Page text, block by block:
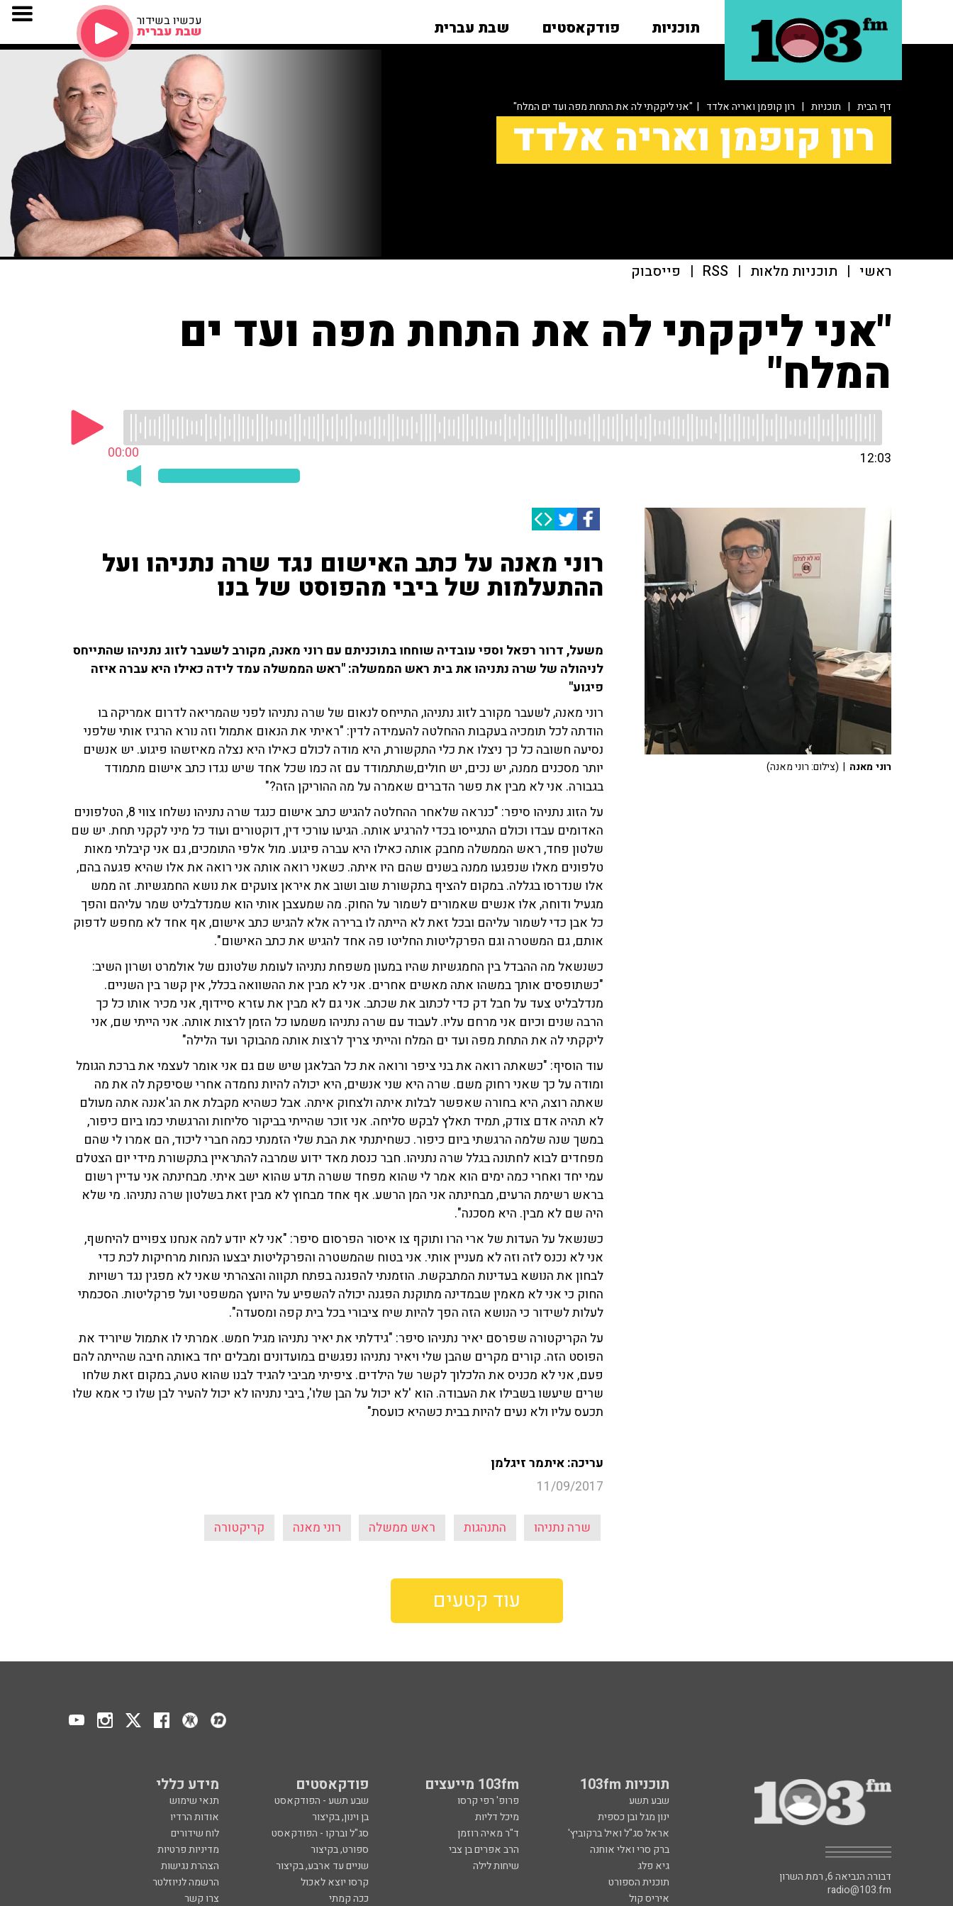
תוכניות פודקאסטים שבת עברית עכשיו בשידור
שבת עברית
דף הבית | תוכניות | רון קופמן ואריה אלדד | "אני ליקקתי לה את התחת מפה ועד ים המלח"
רון קופמן ואריה אלדד
ראשי | תוכניות מלאות |
RSS
| פייסבוק
"אני ליקקתי לה את התחת מפה ועד ים
המלח"
00:00 12:03
רוני מאנה על כתב האישום נגד שרה נתניהו ועל
ההתעלמות של ביבי מהפוסט של בנו
משעל, דרור רפאל וספי עובדיה שוחחו בתוכניתם עם רוני מאנה, מקורב לשעבר לזוג נתניהו שהתייחס
לניהולה של שרה נתניהו את בית ראש הממשלה: "ראש הממשלה עמד לידה כאילו היא עברה איזה
פיגוע"
רוני מאנה, לשעבר מקורב לזוג נתניהו, התייחס לנאום של שרה נתניהו לפני שהמריאה לדרום אמריקה בו
הודתה לכל תומכיה בעקבות ההחלטה להעמידה לדין: "ראיתי את הנאום אתמול וזה נורא הרגיז אותי שלפני
נסיעה חשובה כל כך ניצלו את כלי התקשורת, היא מודה לכולם כאילו היא נצלה מאיזשהו פיגוע. יש אנשים
יותר מסכנים ממנה, יש נכים, יש חולים,שתתמודד עם זה כמו שכל אחד שיש נגדו כתב אישום מתמודד
בגבורה. אני לא מבין את פשר הדברים שאמרה על מה ההוריקן הזה?"
על הזוג נתניהו סיפר: "כנראה שלאחר ההחלטה להגיש כתב אישום כנגד שרה נתניהו נשלחו צווי 8, הטלפונים
האדומים עבדו וכולם התגייסו בכדי להרגיע אותה. הגיעו עורכי דין, דוקטורים ועוד כל מיני לקקני תחת. יש שם
שלטון פחד, ראש הממשלה מחבק אותה כאילו היא עברה פיגוע. מול אלפי התומכים, גם אני קיבלתי מאות
טלפונים מאלו שנפגעו ממנה בשנים שהם היו איתה. כשאני רואה אותה אני רואה את אלו שהיא פגעה בהם,
אלו שנדרסו בגללה. במקום להציף בתקשורת שוב ושוב את איראן צועקים את נושא החמגשיות. זה ממש
מגעיל ודוחה, אלו אנשים שאמורים לשמור על החוק. מה שמעצבן אותי הוא שמנדלבליט שמר עליהם והפך
כל אבן כדי לשמור עליהם ובכל זאת לא הייתה לו ברירה אלא להגיש כתב אישום, אף אחד לא מחפש לדפוק
אותם, גם המשטרה וגם הפרקליטות החליטו פה אחד להגיש את כתב האישום".
כשנשאל מה ההבדל בין החמגשיות שהיו במעון משפחת נתניהו לעומת שלטונם של אולמרט ושרון השיב:
"כשתופסים אותך במשהו אתה מאשים אחרים. אני לא מבין את ההשוואה בכלל, אין קשר בין השניים.
מנדלבליט צעד על חבל דק כדי לכתוב את שכתב. אני גם לא מבין את עזרא סיידוף, אני מכיר אותו כל כך
הרבה שנים וכיום אני מרחם עליו. לעבוד עם שרה נתניהו משמעו כל הזמן לרצות אותה. אני הייתי שם, אני
ליקקתי לה את התחת מפה ועד ים המלח והייתי צריך לרצות אותה מהבוקר ועד הלילה"
עוד הוסיף: "כשאתה רואה את בני ציפר ורואה את כל הבלאגן שיש שם גם אני אומר לעצמי את ברכת הגומל
ומודה על כך שאני רחוק משם. שרה היא שני אנשים, היא יכולה להיות נחמדה אחרי שסיפקת לה את מה
שאתה רוצה, היא בחורה שאפשר לבלות איתה ולצחוק איתה. אבל כשהיא מקבלת את הג'אננה אתה מעולם
לא תהיה אדם צודק, תמיד תאלץ לבקש סליחה. אני זוכר שהייתי בביקור סליחות והרגשתי כמו ביום כיפור,
במשך שנה שלמה הרגשתי ביום כיפור. כשחיתנתי את הבת שלי הזמנתי כמה חברי ליכוד, הם אמרו לי שהם
מפחדים לבוא לחתונה בגלל שרה נתניהו. חבר כנסת מאד ידוע שמרבה להתראיין בתקשורת מידי יום הצטלם
עמי יחד ואחרי כמה ימים הוא אמר לי שהוא מפחד ששרה תדע שהוא ישב איתי. מבחינתה אני עדיין רשום
בראש רשימת הרעים, מבחינתה אני המן הרשע. אף אחד מבחוץ לא מבין זאת בשלטון שרה נתניהו. מי שלא
היה שם לא מבין. היא מסכנה".
כשנשאל על העדות של ארי הרו ותוקף צו איסור הפרסום סיפר: "אני לא יודע למה אנחנו צפויים להיחשף,
אני לא נכנס לזה וזה לא מעניין אותי. אני בטוח שהמשטרה והפרקליטות יבצעו הנחות מרחיקות לכת כדי
לבחון את הנושא בעדינות המתבקשת. הוזמנתי להפגנה בפתח תקווה והצהרתי שאני לא מפגין נגד רשויות
החוק כי אני לא מאמין שבמדינה מתוקנת הפגנה יכולה להשפיע על היועץ המשפטי ועל פרקליטות. הסכמתי
לעלות לשידור כי הנושא הזה הפך להיות שיח ציבורי בכל בית קפה ומסעדה".
על הקריקטורה שפרסם יאיר נתניהו סיפר: "גידלתי את יאיר נתניהו מגיל חמש. אמרתי לו אתמול שיוריד את
הפוסט הזה. קורים מקרים שהבן שלי ויאיר נתניהו נפגשים במועדונים ומבלים יחד באותה חיבה שהייתה להם
פעם, אני לא מכניס את הלכלוך לקשר של הילדים. ציפיתי מביבי להגיד לבנו שהוא טעה, במקום זאת שלחו
שרים שיעשו בשבילו את העבודה. הוא 'לא יכול על הבן שלו', ביבי נתניהו לא יכול להעיר לבן שלו כי אמא שלו
תכעס עליו ולא נעים להיות בבית כשהיא כועסת"
עריכה: איתמר זיגלמן
11/09/2017
שרה נתניהו התנהגות ראש ממשלה רוני מאנה קריקטורה
רוני מאנה | (צילום: רוני מאנה)
עוד קטעים
תוכניות 103fm 103fm מייעצים פודקאסטים מידע כללי
שבע תשע פרופ' רפי קרסו שבע תשע - הפודקאסט
תנאי שימוש
ינון מגל ובן כספית
מיכל דליות בן וינון, בקיצור
אודות הרדיו
אראל סג"ל ואיל ברקוביץ'
ד"ר מאיה רוזמן סג"ל וברקו - הפודקאסט
לוח שידורים
ברק סרי ואלי אוחנה
הרב אפרים בן צבי ספורט, בקיצור
מדיניות פרטיות
גיא פלג
שיחות לילה שניים עד ארבע, בקיצור
הצהרת נגישות
תוכנית הספורט
קרסו יוצא לאכול
הרשמה לניוזלטר
איריס קול
ככה קמתי צרו קשר
דבורה הנביאה 6, רמת השרון
radio@103.fm